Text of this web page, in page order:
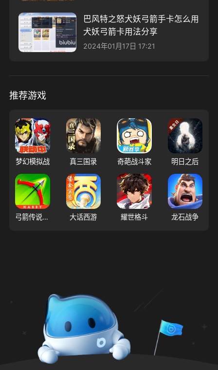
巴风特之怒犬妖弓箭手卡怎么用
犬妖弓箭卡用法分享
2024年01月17日 17:21
推荐游戏
梦幻模拟战 真三国录 奇葩战斗家 明日之后
弓箭传说（大陆服） 大话西游 耀世格斗 龙石战争